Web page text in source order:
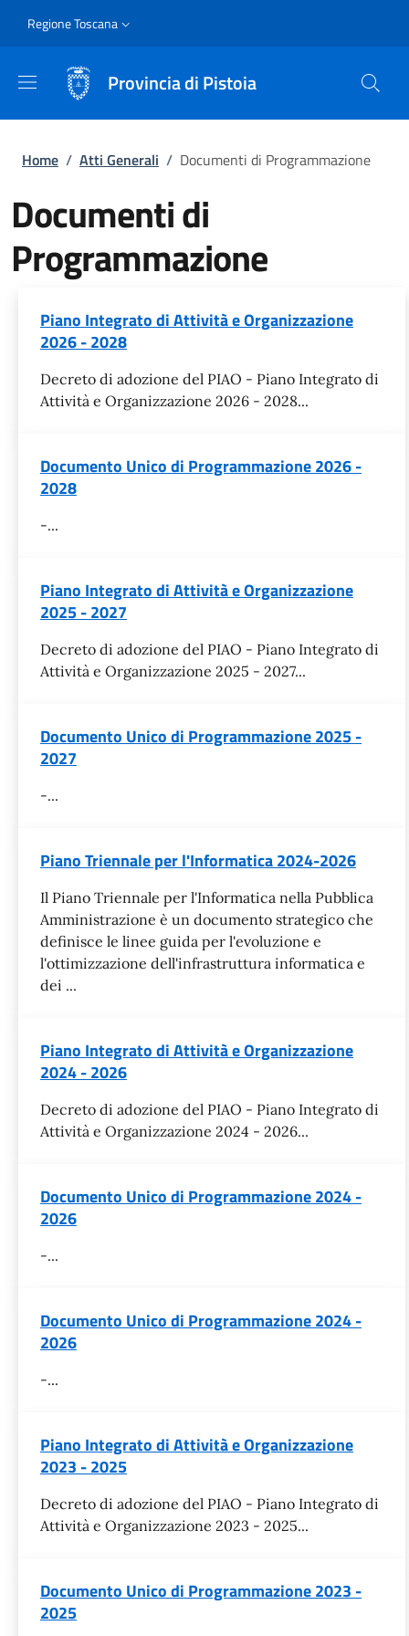
Slim
Regione Toscana
Provincia di Pistoia
Briciole di pane
Home / Atti Generali / Documenti di Programmazione
Documenti di
Programmazione
Piano Integrato di Attività e Organizzazione
2026 - 2028
Decreto di adozione del PIAO - Piano Integrato di
Attività e Organizzazione 2026 - 2028...
Documento Unico di Programmazione 2026 -
2028
-...
Piano Integrato di Attività e Organizzazione
2025 - 2027
Decreto di adozione del PIAO - Piano Integrato di
Attività e Organizzazione 2025 - 2027...
Documento Unico di Programmazione 2025 -
2027
-...
Piano Triennale per l'Informatica 2024-2026
Il Piano Triennale per l'Informatica nella Pubblica
Amministrazione è un documento strategico che
definisce le linee guida per l'evoluzione e
l'ottimizzazione dell'infrastruttura informatica e
dei ...
Piano Integrato di Attività e Organizzazione
2024 - 2026
Decreto di adozione del PIAO - Piano Integrato di
Attività e Organizzazione 2024 - 2026...
Documento Unico di Programmazione 2024 -
2026
-...
Documento Unico di Programmazione 2024 -
2026
-...
Piano Integrato di Attività e Organizzazione
2023 - 2025
Decreto di adozione del PIAO - Piano Integrato di
Attività e Organizzazione 2023 - 2025...
Documento Unico di Programmazione 2023 -
2025